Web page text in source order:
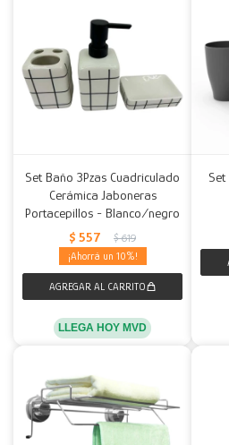
Set Baño 3Pzas Cuadriculado
Cerámica Jaboneras
Portacepillos - Blanco/negro
$ 557 $ 619
10
LLEGA HOY MVD
Set